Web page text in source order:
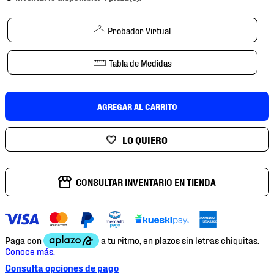
Probador Virtual
Tabla de Medidas
AGREGAR AL CARRITO
CONSULTAR INVENTARIO EN TIENDA
Consulta opciones de pago
9.
tenis niño